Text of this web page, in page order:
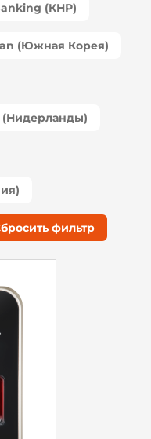
(КНР)
(Южная Корея)
(Нидерланды)
фильтр